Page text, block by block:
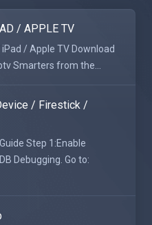
/ APPLE TV
/ Apple TV Download
Smarters from the...
/ Firestick /
Step 1:Enable
Debugging. Go to: